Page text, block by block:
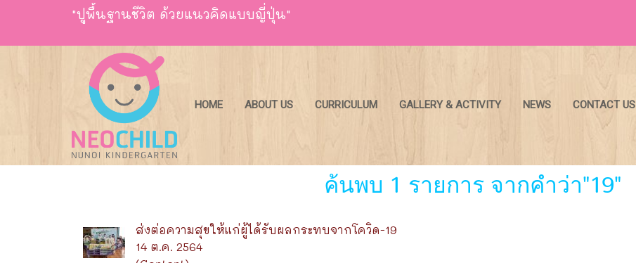
"ปูพื้นฐานชีวิต ด้วยแนวคิดแบบญี่ปุ่น"
HOME ABOUT US CURRICULUM GALLERY & ACTIVITY NEWS CONTACT US
ค้นพบ 1 รายการ จากคำว่า"19"
ส่งต่อความสุขให้แก่ผู้ได้รับผลกระทบจากโควิด-19
14 ต.ค. 2564